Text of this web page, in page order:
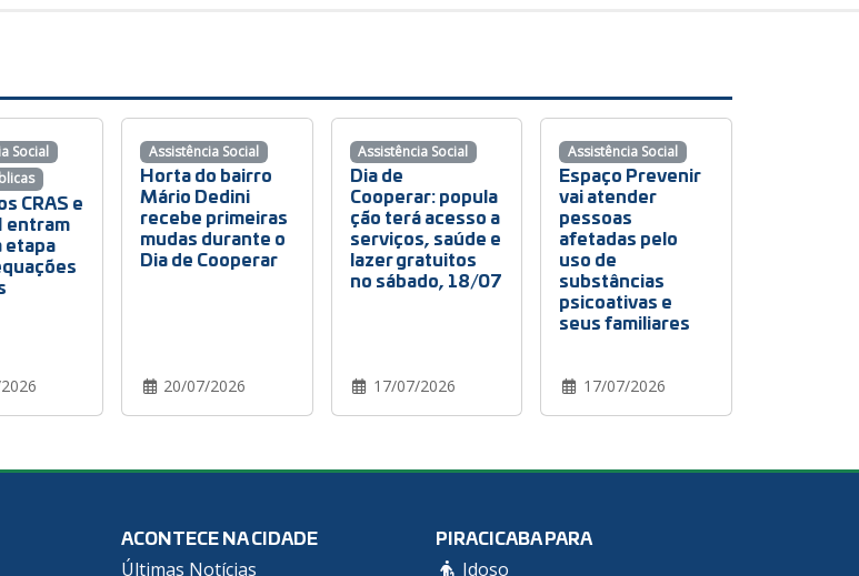
CRAS e
entram
etapa
Social
Horta do bairro
Mário Dedini
recebe primeiras
mudas durante o
Dia de Cooperar
20/07/2026
Assistência Social
Dia de
Cooperar: popula
ção terá acesso a
serviços, saúde e
lazer gratuitos
no sábado, 18/07
17/07/2026
Assistência Social
Espaço Prevenir
vai atender
pessoas
afetadas pelo
uso de
substâncias
psicoativas e
seus familiares
17/07/2026
Assistência Social
ACONTECE NA CIDADE
Últimas Notícias
PIRACICABA PARA
Idoso